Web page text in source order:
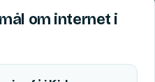
om internet i